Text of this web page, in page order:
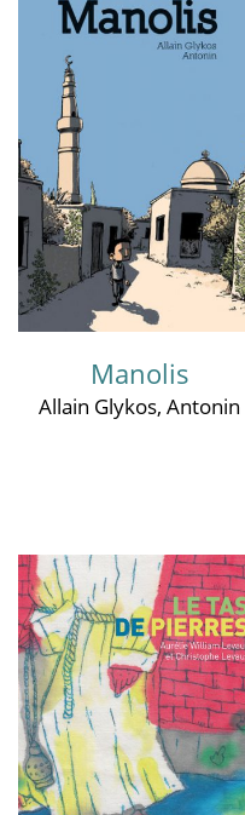
Manolis
Allain Glykos, Antonin